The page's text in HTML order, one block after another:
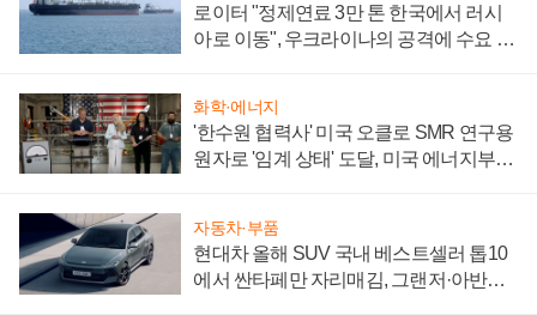
로이터 "정제연료 3만 톤 한국에서 러시
아로 이동", 우크라이나의 공격에 수요 늘
화학·에너지
'한수원 협력사' 미국 오클로 SMR 연구용
원자로 '임계 상태' 도달, 미국 에너지부
자동차·부품
현대차 올해 SUV 국내 베스트셀러 톱10
에서 싼타페만 자리매김, 그랜저·아반떼